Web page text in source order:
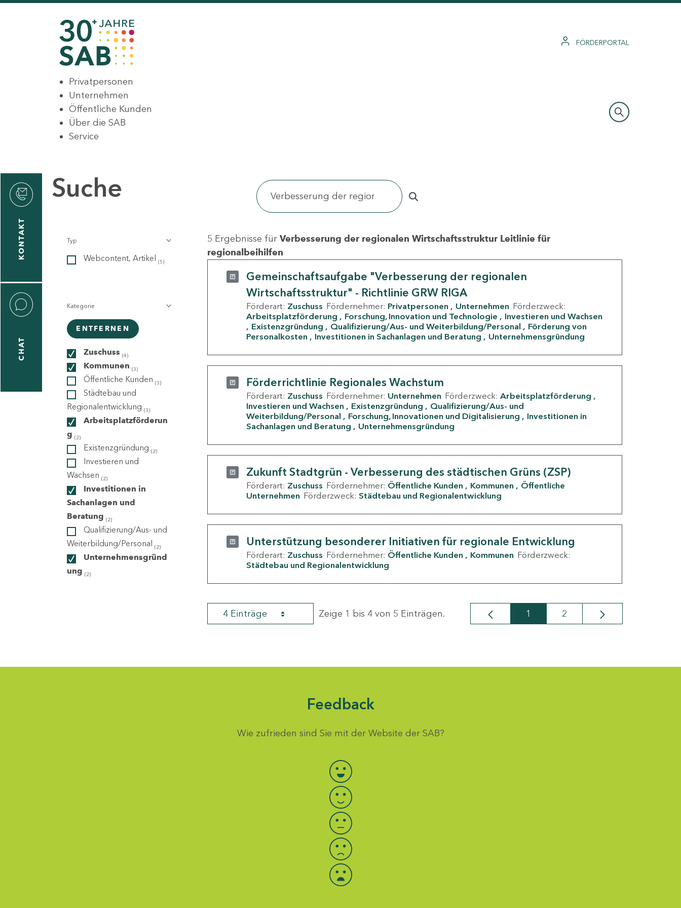
FÖRDERPORTAL
Privatpersonen
Unternehmen
Öffentliche Kunden
Über die SAB
Service
KONTAKT
CHAT
Suche
Typ
Webcontent, Artikel (5)
Kategorie
ENTFERNEN
Zuschuss (4)
Kommunen (3)
Öffentliche Kunden (3)
Städtebau und
Regionalentwicklung (3)
Arbeitsplatzförderun
g (2)
Existenzgründung (2)
Investieren und
Wachsen (2)
Investitionen in
Sachanlagen und
Beratung (2)
Qualifizierung/Aus- und
Weiterbildung/Personal (2)
Unternehmensgründ
ung (2)
5 Ergebnisse für Verbesserung der regionalen Wirtschaftsstruktur Leitlinie für
regionalbeihilfen
Gemeinschaftsaufgabe "Verbesserung der regionalen
Wirtschaftsstruktur" - Richtlinie GRW RIGA
Förderart: Zuschuss Fördernehmer: Privatpersonen Unternehmen Förderzweck:
Arbeitsplatzförderung
Forschung, Innovation und Technologie
Investieren und Wachsen
Existenzgründung
Qualifizierung/Aus- und Weiterbildung/Personal
Förderung von
Personalkosten
Investitionen in Sachanlagen und Beratung Unternehmensgründung
Förderrichtlinie Regionales Wachstum
Förderart: Zuschuss Fördernehmer: Unternehmen Förderzweck: Arbeitsplatzförderung
Investieren und Wachsen
Existenzgründung
Qualifizierung/Aus- und
Weiterbildung/Personal
Forschung, Innovationen und Digitalisierung
Investitionen in
Sachanlagen und Beratung
Unternehmensgründung
Zukunft Stadtgrün - Verbesserung des städtischen Grüns (ZSP)
Förderart: Zuschuss Fördernehmer: Öffentliche Kunden Kommunen
Öffentliche
Unternehmen Förderzweck: Städtebau und Regionalentwicklung
Unterstützung besonderer Initiativen für regionale Entwicklung
Förderart: Zuschuss Fördernehmer: Öffentliche Kunden Kommunen Förderzweck:
Städtebau und Regionalentwicklung
4 Einträge Zeige 1 bis 4 von 5 Einträgen. Seite
1 Seite
2
Feedback
Wie zufrieden sind Sie mit der Website der SAB?
Bewertung auswählen